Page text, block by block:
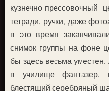
кузнечно-прессовочный
тетради, ручки, даже
в это время
снимок группы на фоне
бы здесь весьма
в училище фантазер,
блестящий серебряный